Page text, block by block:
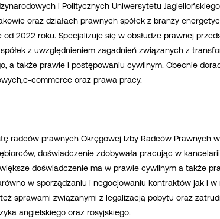
i Politycznych Uniwersytetu
oraz działach prawnych spółek z branży
2022 roku. Specjalizuje się w obsłudze prawnej
z uwzględnieniem zagadnień związanych z
a także prawie i postępowaniu cywilnym. Obecnie
commerce oraz prawa pracy.
radców prawnych Okręgowej Izby Radców Prawnych
doświadczenie zdobywała pracując w
doświadczenie ma w prawie cywilnym a także
w sporządzaniu i negocjowaniu kontraktów jak i
sprawami związanymi z legalizacją pobytu oraz
angielskiego oraz rosyjskiego.